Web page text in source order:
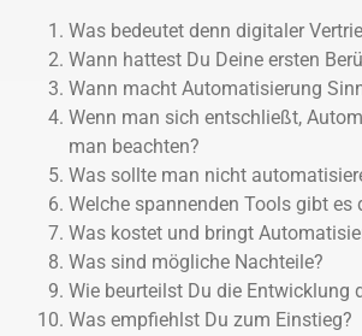
Was bedeutet denn digitaler
Wann hattest Du Deine ersten
Wann macht Automatisierung
Wenn man sich entschließt,
man beachten?
Was sollte man nicht
Welche spannenden Tools gibt es
Was kostet und bringt
Was sind mögliche Nachteile?
Wie beurteilst Du die Entwicklung
Was empfiehlst Du zum Einstieg?